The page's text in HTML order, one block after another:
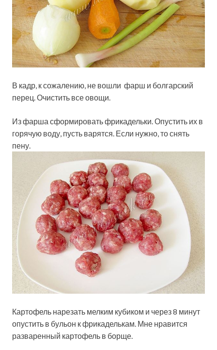
В кадр, к сожалению, не вошли фарш и болгарский
перец. Очистить все овощи.
Из фарша сформировать фрикадельки. Опустить их в
горячую воду, пусть варятся. Если нужно, то снять
пену.
Картофель нарезать мелким кубиком и через 8 минут
опустить в бульон к фрикаделькам. Мне нравится
разваренный картофель в борще.